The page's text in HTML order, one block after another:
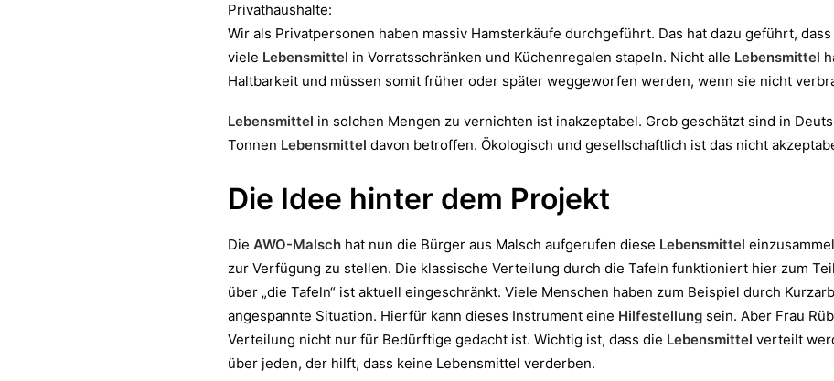
Privathaushalte:
Wir als Privatpersonen haben massiv Hamsterkäufe durchgeführt. Das hat dazu geführt,
viele Lebensmittel in Vorratsschränken und Küchenregalen stapeln. Nicht alle Lebensmittel
Haltbarkeit und müssen somit früher oder später weggeworfen werden, wenn sie nicht
Lebensmittel in solchen Mengen zu vernichten ist inakzeptabel. Grob geschätzt sind in
Tonnen Lebensmittel davon betroffen. Ökologisch und gesellschaftlich ist das nicht
Die Idee hinter dem Projekt
Die AWO-Malsch hat nun die Bürger aus Malsch aufgerufen diese Lebensmittel
zur Verfügung zu stellen. Die klassische Verteilung durch die Tafeln funktioniert hier zum
über „die Tafeln“ ist aktuell eingeschränkt. Viele Menschen haben zum Beispiel durch
angespannte Situation. Hierfür kann dieses Instrument eine Hilfestellung sein. Aber Frau
Verteilung nicht nur für Bedürftige gedacht ist. Wichtig ist, dass die Lebensmittel verteilt
über jeden, der hilft, dass keine Lebensmittel verderben.